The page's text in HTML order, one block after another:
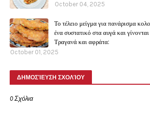
October 04, 2025
Το τέλειο μείγμα για πανάρισμα
ένα συστατικό στα αυγά και
Τραγανά και αφράτα:
October 01, 2025
ΔΗΜΟΣΊΕΥΣΗ ΣΧΟΛΊΟΥ
0 Σχόλια